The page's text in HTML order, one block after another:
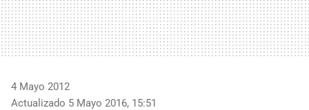
4 Mayo 2012
Actualizado 5 Mayo 2016, 15:51